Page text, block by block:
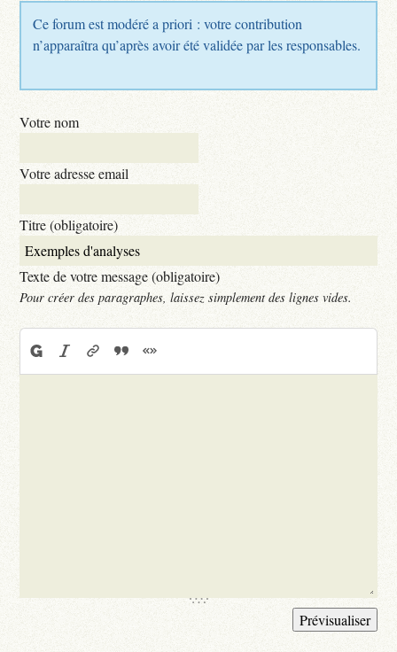
Ce forum est modéré a priori : votre contribution
n’apparaîtra qu’après avoir été validée par les responsables.
Votre nom
Votre adresse email
Titre (obligatoire)
Texte de votre message (obligatoire)
Pour créer des paragraphes, laissez simplement des lignes vides.